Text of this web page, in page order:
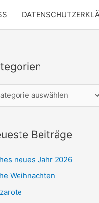
Beiträge
neues Jahr 2026
Weihnachten